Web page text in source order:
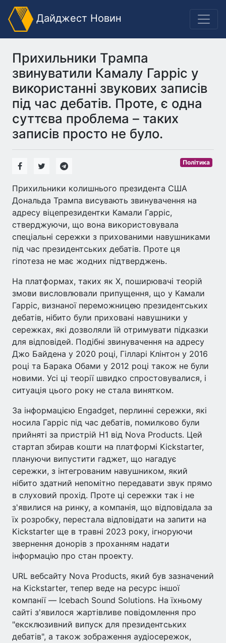
Дайджест Новин
Прихильники Трампа
звинуватили Камалу Гарріс у
використанні звукових записів
під час дебатів. Проте, є одна
суттєва проблема – таких
записів просто не було.
Політика
Прихильники колишнього президента США
Дональда Трампа висувають звинувачення на
адресу віцепрезидентки Камали Гарріс,
стверджуючи, що вона використовувала
спеціальні сережки з прихованими навушниками
під час президентських дебатів. Проте ця
гіпотеза не має жодних підтверджень.
На платформах, таких як X, поширювачі теорій
змови висловлювали припущення, що у Камали
Гарріс, визнаної переможницею президентських
дебатів, нібито були приховані навушники у
сережках, які дозволяли їй отримувати підказки
для відповідей. Подібні звинувачення на адресу
Джо Байдена у 2020 році, Гілларі Клінтон у 2016
році та Барака Обами у 2012 році також не були
новими. Усі ці теорії швидко спростовувалися, і
ситуація цього року не стала винятком.
За інформацією Engadget, перлинні сережки, які
носила Гарріс під час дебатів, помилково були
прийняті за пристрій H1 від Nova Products. Цей
стартап збирав кошти на платформі Kickstarter,
плануючи випустити гаджет, що нагадує
сережки, з інтегрованим навушником, який
нібито здатний непомітно передавати звук прямо
в слуховий прохід. Проте ці сережки так і не
з'явилися на ринку, а компанія, що відповідала за
їх розробку, перестала відповідати на запити на
Kickstarter ще в травні 2023 року, ігноруючи
звернення донорів з проханням надати
інформацію про стан проекту.
URL вебсайту Nova Products, який був зазначений
на Kickstarter, тепер веде на ресурс іншої
компанії — Icebach Sound Solutions. На їхньому
сайті з'явилося жартівливе повідомлення про
"ексклюзивний випуск для президентських
дебатів", а також зображення аудіосережок,